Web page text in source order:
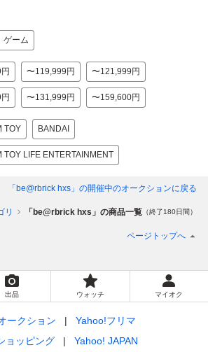
ゲーム
〜119,999円 〜121,999円
〜131,999円 〜159,600円
TOY BANDAI
TOY LIFE ENTERTAINMENT
「be@rbrick hxs」 の開催中のオークションに戻る
リ 「be@rbrick hxs」の商品一覧 （終了180日間）
ページトップへ
出品 ウォッチ マイオク
ークション
Yahoo!フリマ
ョッピング
Yahoo! JAPAN